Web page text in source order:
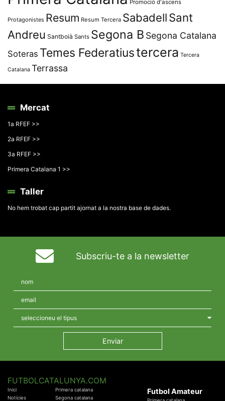
Promoció d'ascens
Protagonistes Resum Resum Tercera SabadellSant
Andreu Santboià Sants Segona B Segona Catalana
Soteras Temes Federatiustercera Tercera
Catalana Terrassa
Mercat
1a RFEF >>
2a RFEF >>
3a RFEF >>
Primera Catalana 1 >>
Taller
No hem trobat cap partit ajornat a la nostra base de dades.
Subscriu-te a la newsletter
FUTBOLCATALUNYA.COM
Inici
Notícies
Primera catalana
Segona catalana
Futbol Amateur